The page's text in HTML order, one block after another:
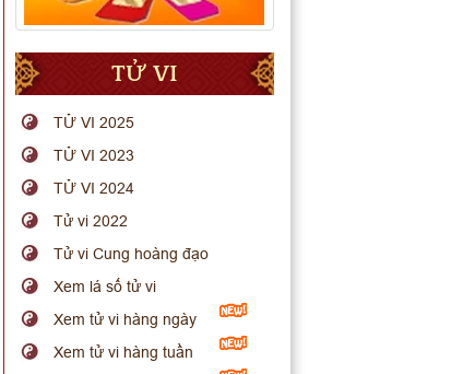
TỬ VI
TỬ VI 2025
TỬ VI 2023
TỬ VI 2024
Tử vi 2022
Tử vi Cung hoàng đạo
Xem lá số tử vi
Xem tử vi hàng ngày
Xem tử vi hàng tuần